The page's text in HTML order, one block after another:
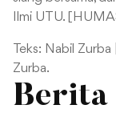
Ilmi UTU.
Teks: Nabil
Zurba.
Berita